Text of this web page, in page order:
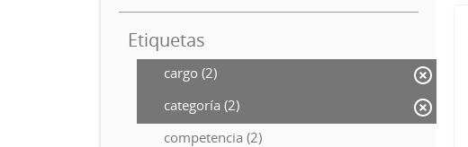
Etiquetas
cargo (2)
categoría (2)
competencia (2)